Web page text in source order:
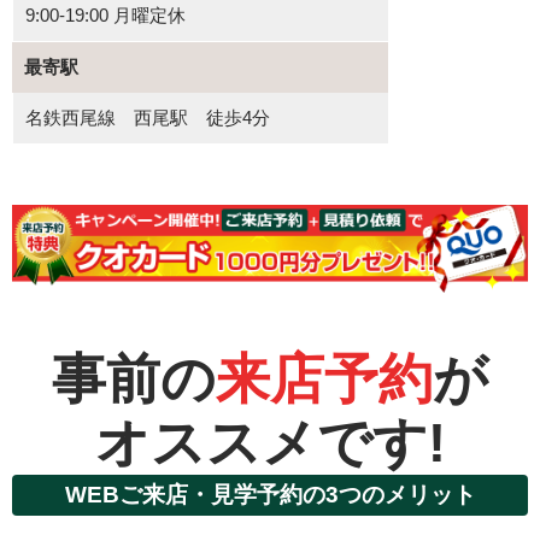
9:00-19:00 月曜定休
最寄駅
名鉄西尾線 西尾駅 徒歩4分
事前の来店予約が
オススメです!
WEBご来店・見学予約の3つのメリット